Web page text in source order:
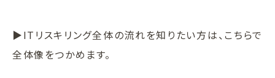
▶ITリスキリング全体の流れを知りたい方は、こちらで
全体像をつかめます。